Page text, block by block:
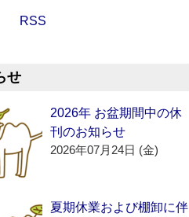
RSS
せ
2026年 お盆期間中の休
刊のお知らせ
2026年07月24日 (金)
夏期休業および棚卸に伴